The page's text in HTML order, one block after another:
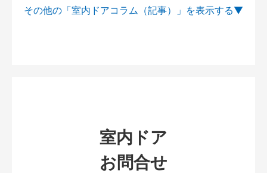
その他の「室内ドアコラム（記事）」を
室内ドア
お問合せ